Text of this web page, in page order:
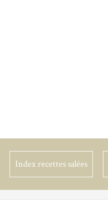
Index recettes salées